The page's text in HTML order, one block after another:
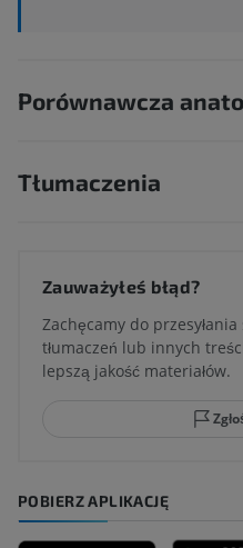
Porównawcza
Tłumaczenia
Zauważyłeś błąd?
Zachęcamy do
tłumaczeń lub innych
lepszą jakość materiałów.
POBIERZ APLIKACJĘ